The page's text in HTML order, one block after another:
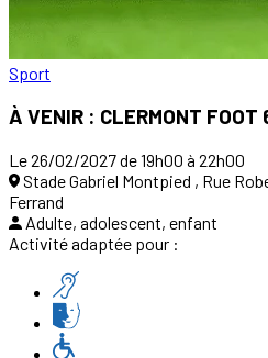
Sport
À VENIR : CLERMONT FOOT
Le 26/02/2027 de 19h00 à 22h00
Stade Gabriel Montpied , Rue
Ferrand
Adulte, adolescent, enfant
Activité adaptée pour :